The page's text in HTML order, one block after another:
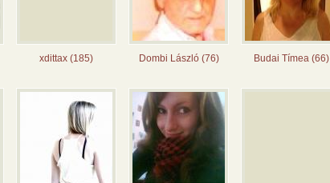
xdittax (185) Dombi László (76) Budai Tímea (66)